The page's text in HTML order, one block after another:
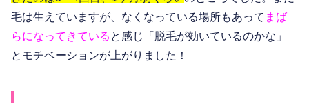
毛は生えていますが、なくなっている場所もあって まば
らになってきている と感じ「脱毛が効いているのかな」
とモチベーションが上がりました！